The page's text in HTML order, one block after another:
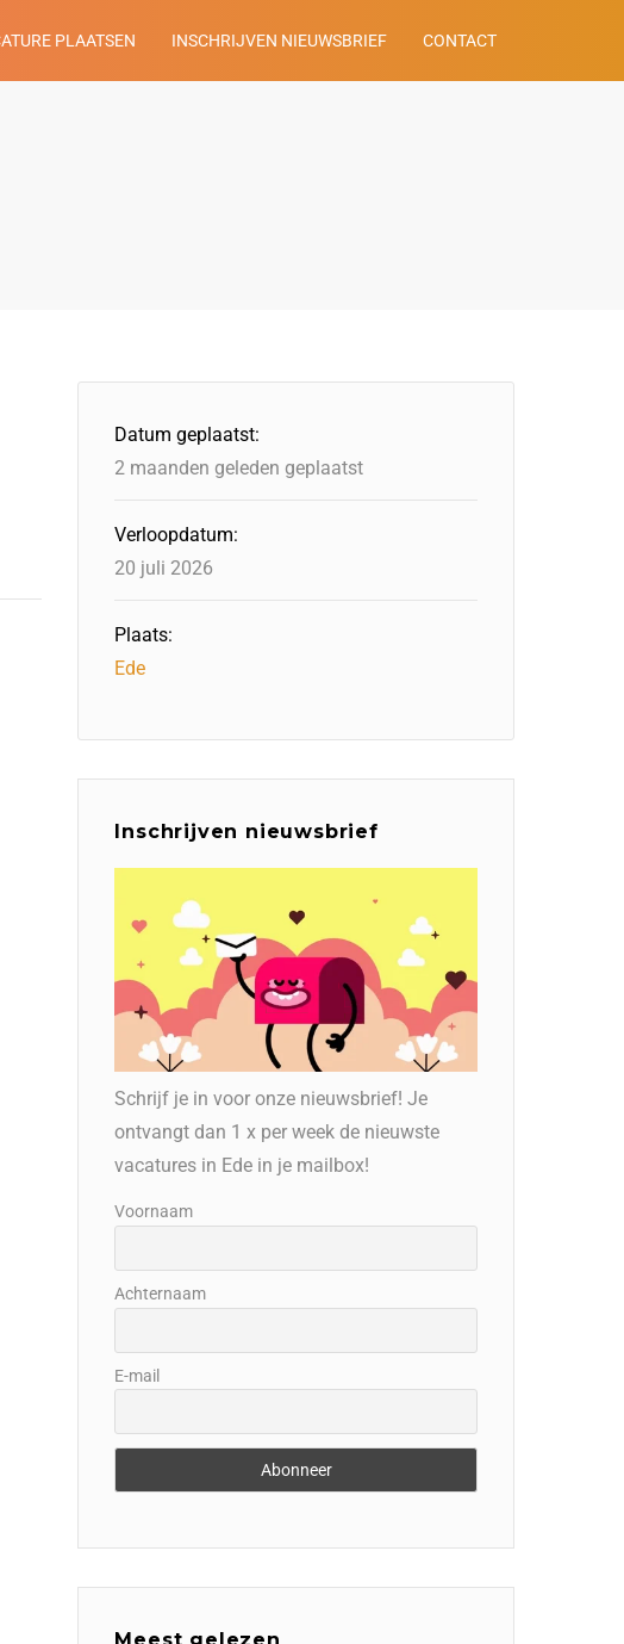
PLAATSEN INSCHRIJVEN NIEUWSBRIEF CONTACT
Datum geplaatst:
2 maanden geleden geplaatst
Verloopdatum:
20 juli 2026
Plaats:
Ede
Inschrijven nieuwsbrief
Schrijf je in voor onze nieuwsbrief! Je
ontvangt dan 1 x per week de nieuwste
vacatures in Ede in je mailbox!
Voornaam
Achternaam
E-mail